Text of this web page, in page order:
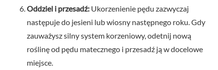
Oddziel i przesadź: Ukorzenienie pędu zazwyczaj
następuje do jesieni lub wiosny następnego roku. Gdy
zauważysz silny system korzeniowy, odetnij nową
roślinę od pędu matecznego i przesadź ją w docelowe
miejsce.